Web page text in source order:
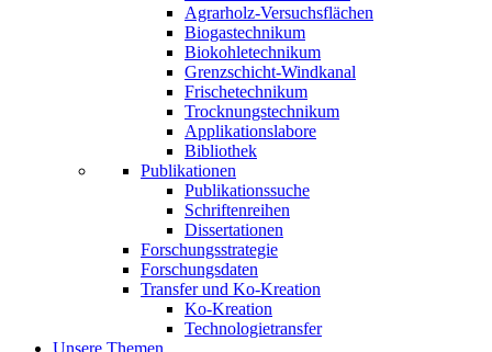
Agrarholz-Versuchsflächen
Biogastechnikum
Biokohletechnikum
Grenzschicht-Windkanal
Frischetechnikum
Trocknungstechnikum
Applikationslabore
Bibliothek
Publikationen
Publikationssuche
Schriftenreihen
Dissertationen
Forschungsstrategie
Forschungsdaten
Transfer und Ko-Kreation
Ko-Kreation
Technologietransfer
Unsere Themen